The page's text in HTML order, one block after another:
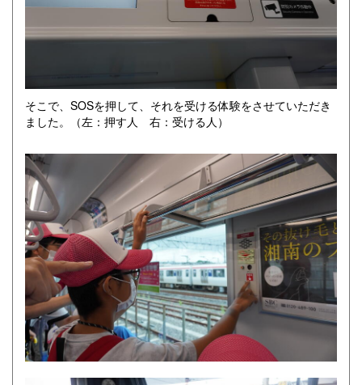
そこで、SOSを押して、それを受ける体験をさせていただき
ました。（左：押す人 右：受ける人）